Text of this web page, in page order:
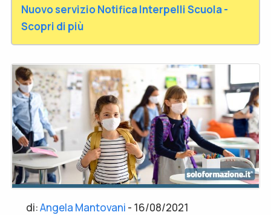
Nuovo servizio Notifica Interpelli Scuola -
Scopri di più
di:Angela Mantovani - 16/08/2021